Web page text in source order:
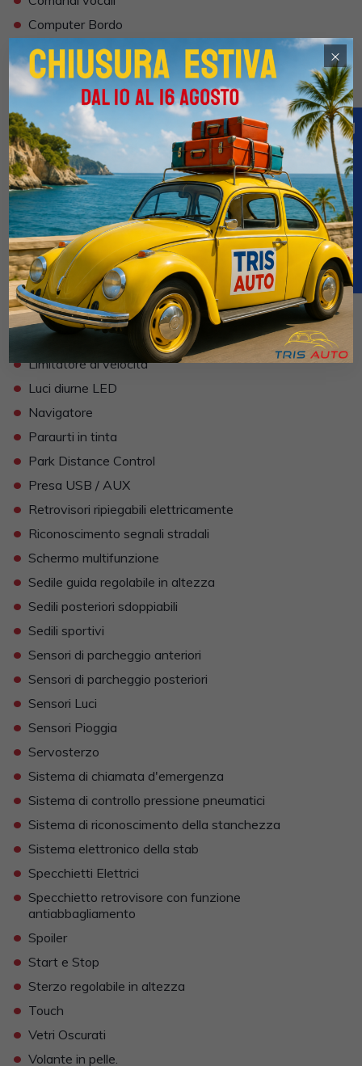
• Computer Bordo
Controllo Trazione (TSC - ASR)
• Correttore assetto fari
• Cruise Control
• ESP (Controllo stabilità)
• Fari full-LED
• Frenata di emergenza assistita
• Indicatore temperatura esterna
• Interni in materiale pregiato
• Interni Pelle
• Isofix
• Kit ruote antipanne
• Kit vivavoce
• Lane assist (controllo corsia)
• Limitatore di velocità
• Luci diurne LED
• Navigatore
• Paraurti in tinta
• Park Distance Control
• Presa USB / AUX
• Retrovisori ripiegabili elettricamente
• Riconoscimento segnali stradali
• Schermo multifunzione
• Sedile guida regolabile in altezza
• Sedili posteriori sdoppiabili
• Sedili sportivi
• Sensori di parcheggio anteriori
• Sensori di parcheggio posteriori
• Sensori Luci
• Sensori Pioggia
• Servosterzo
• Sistema di chiamata d'emergenza
• Sistema di controllo pressione pneumatici
• Sistema di riconoscimento della stanchezza
• Sistema elettronico della stab
• Specchietti Elettrici
• Specchietto retrovisore con funzione
antiabbagliamento
• Spoiler
• Start e Stop
• Sterzo regolabile in altezza
• Touch
• Vetri Oscurati
• Volante in pelle.
×